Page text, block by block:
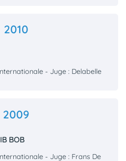
2010
- Juge : Delabelle
2009
BOB
- Juge : Frans De